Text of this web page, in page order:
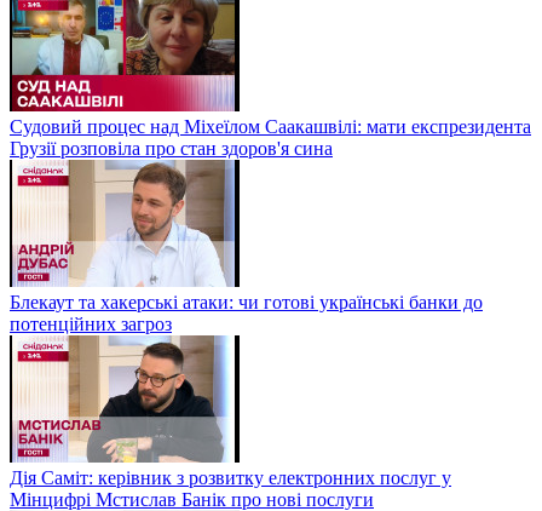
Судовий процес над Міхеїлом Саакашвілі: мати експрезидента
Грузії розповіла про стан здоров'я сина
Блекаут та хакерські атаки: чи готові українські банки до
потенційних загроз
Дія Саміт: керівник з розвитку електронних послуг у
Мінцифрі Мстислав Банік про нові послуги